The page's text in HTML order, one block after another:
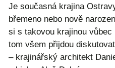
Je současná krajina
břemeno nebo nově
si s takovou krajinou
tom všem přijdou
– krajinářský architekt